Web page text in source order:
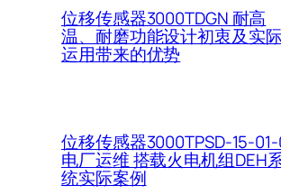
位移传感器3000TDGN 耐高
温、耐磨功能设计初衷及实
运用带来的优势
位移传感器3000TPSD-15-01-
电厂运维 搭载火电机组DEH
统实际案例